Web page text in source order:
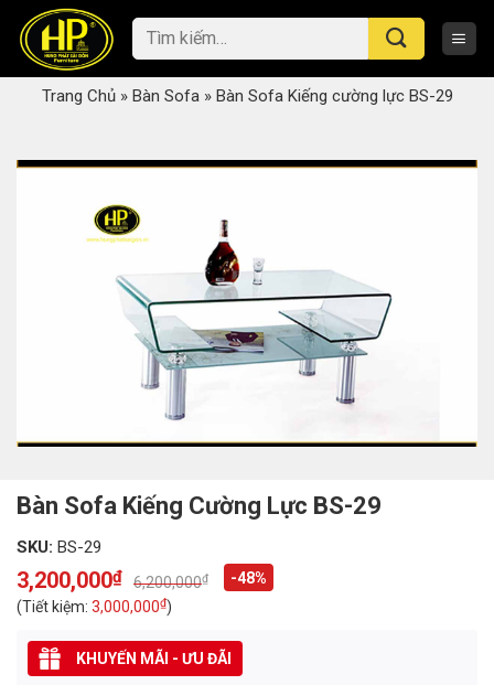
content
Tìm
kiếm:
Trang Chủ» Bàn Sofa» Bàn Sofa Kiếng cường lực BS-29
Bàn Sofa Kiếng Cường Lực BS-29
SKU: BS-29
6,200,000₫
Original
price
was:
6,200,000₫.
3,200,000₫
Current
price
is:
3,200,000₫.
-48%
(Tiết kiệm: 3,000,000₫)
KHUYẾN MÃI - ƯU ĐÃI